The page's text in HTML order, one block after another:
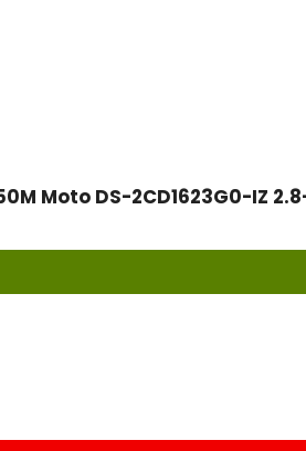
Moto DS-2CD1623G0-IZ